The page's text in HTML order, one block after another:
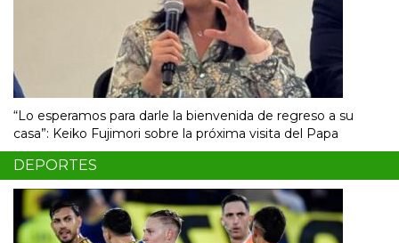
“Lo esperamos para darle la bienvenida de regreso a su
casa”: Keiko Fujimori sobre la próxima visita del Papa
DEPORTES